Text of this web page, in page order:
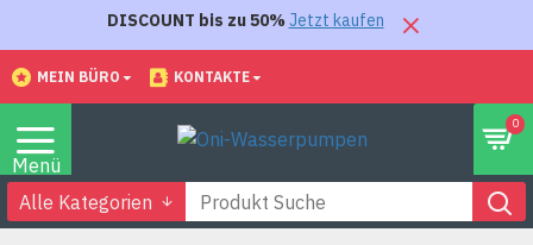
DISCOUNT bis zu 50%Jetzt kaufen
MEIN BÜRO KONTAKTE
0
Alle Kategorien